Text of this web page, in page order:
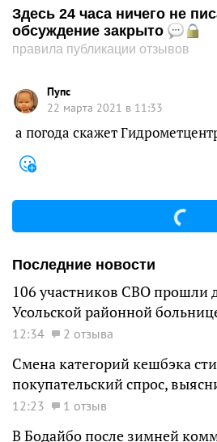
Здесь 24 часа ничего не
обсуждение закрыто
правила публикации отзывов
Пупс
22 марта 2021 в 11:33
а погода скажет
Последние новости
106 участников СВО прошли
Усольской районной
12:34 2 отзыва
Смена категорий кешбэка
покупательский спрос,
12:23 1 отзыв
В Бодайбо после зимней